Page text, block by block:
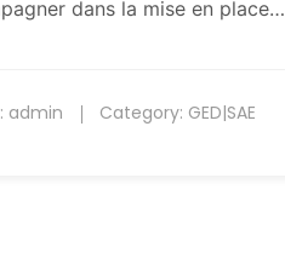
dans la mise en place…
admin Category: GED|SAE